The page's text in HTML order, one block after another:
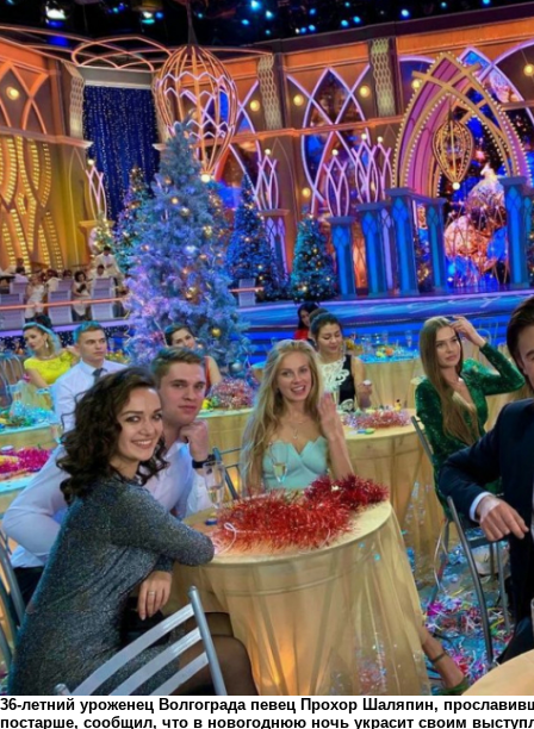
36-летний уроженец Волгограда певец Прохор Шаляпин,
постарше, сообщил, что в новогоднюю ночь украсит своим